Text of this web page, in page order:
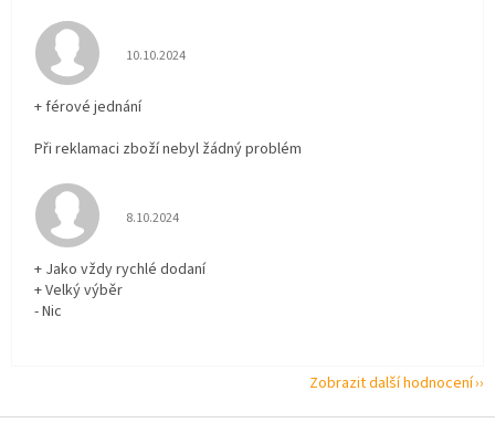
Hodnocení obchodu je 5 z 5 hvězdiček.
10.10.2024
+ férové jednání
Při reklamaci zboží nebyl žádný problém
Hodnocení obchodu je 5 z 5 hvězdiček.
8.10.2024
+ Jako vždy rychlé dodaní
+ Velký výběr
- Nic
Zobrazit další hodnocení